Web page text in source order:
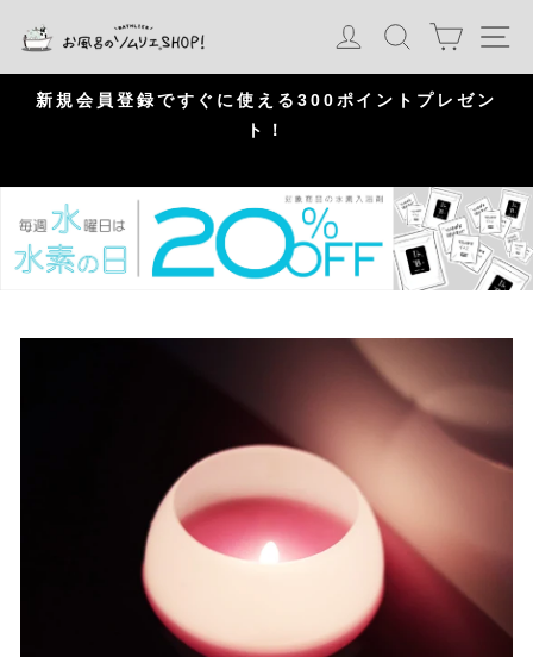
ログイン
検索 カート
P
s
e
新規会員登録ですぐに使える300ポイントプレゼン
ト！